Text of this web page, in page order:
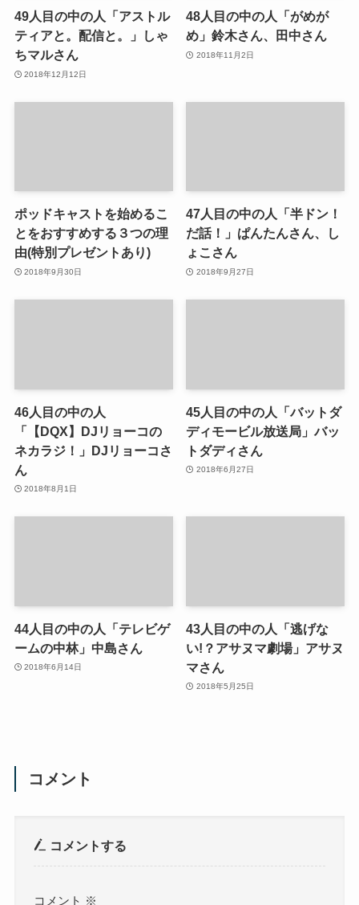
49人目の中の人「アストル
ティアと。配信と。」しゃ
ちマルさん
2018年12月12日
48人目の中の人「がめが
め」鈴木さん、田中さん
2018年11月2日
ポッドキャストを始めるこ
とをおすすめする３つの理
由(特別プレゼントあり)
2018年9月30日
47人目の中の人「半ドン！
だ話！」ぱんたんさん、し
ょこさん
2018年9月27日
46人目の中の人
「【DQX】DJリョーコの
ネカラジ！」DJリョーコさ
ん
2018年8月1日
45人目の中の人「バットダ
ディモービル放送局」バッ
トダディさん
2018年6月27日
44人目の中の人「テレビゲ
ームの中林」中島さん
2018年6月14日
43人目の中の人「逃げな
い!？アサヌマ劇場」アサヌ
マさん
2018年5月25日
コメント
コメントする
コメント ※